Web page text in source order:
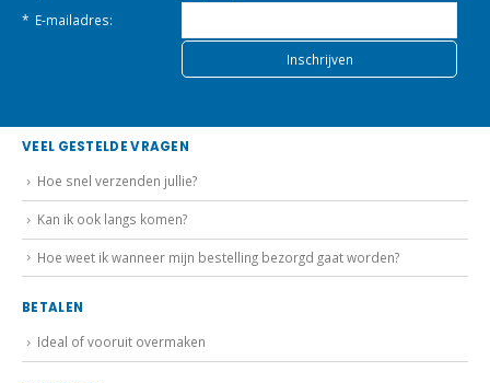
* E-mailadres:
VEEL GESTELDE VRAGEN
Hoe snel verzenden jullie?
Kan ik ook langs komen?
Hoe weet ik wanneer mijn bestelling bezorgd gaat worden?
BETALEN
Ideal of vooruit overmaken